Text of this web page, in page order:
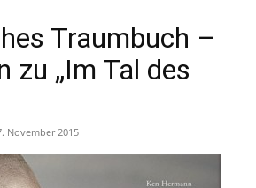
Traumbuch –
zu „Im Tal des
November 2015